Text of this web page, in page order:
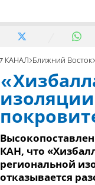
7 КАНАЛ Ближний Восток
КАН, что
региональной
отказывается